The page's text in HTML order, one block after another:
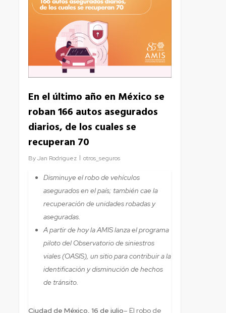
En el último año en México se
roban 166 autos asegurados
diarios, de los cuales se
recuperan 70
By Jan Rodriguez otros_seguros
Disminuye el robo de vehículos
asegurados en el país; también cae la
recuperación de unidades robadas y
aseguradas.
A partir de hoy la AMIS lanza el programa
piloto del Observatorio de siniestros
viales (OASIS), un sitio para contribuir a la
identificación y disminución de hechos
de tránsito.
Ciudad de México, 16 de julio– El robo de